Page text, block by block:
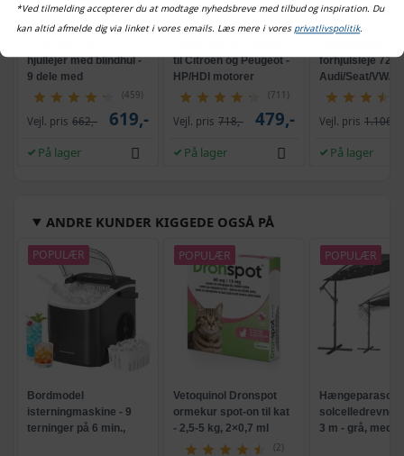
hjullejer med blindhul -
9 dele med
glidehammer
(459)
Vejl. pris 662,- 619,-
På lager
til Citroën og Peugeot -
HP/HDI motorer
(711)
Vejl. pris 718,- 479,-
På lager
forhjulsleje 72
Audi/Seat/VW/
Vejl. pris 1.106,-
På lager
ANDRE KUNDER KIGGEDE OGSÅ PÅ
POPULÆR
Bordmodel
isterningmaskine - 9
terninger på 6 min.,
POPULÆR
Vetoquinol Dronspot
ormekur spot-on til kat
- 2,5-5 kg, 2×0,7 ml
(2)
POPULÆR
Hængeparasols
solcelledrevne
3 m - grå, med
*Ved tilmelding accepterer du at modtage nyhedsbreve med tilbud og inspiration. Du
kan altid afmelde dig via linket i vores emails. Læs mere i vores privatlivspolitik.